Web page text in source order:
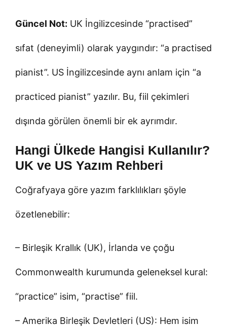
Güncel Not: UK İngilizcesinde “practised”
sıfat (deneyimli) olarak yaygındır: “a practised
pianist”. US İngilizcesinde aynı anlam için “a
practiced pianist” yazılır. Bu, fiil çekimleri
dışında görülen önemli bir ek ayrımdır.
Hangi Ülkede Hangisi Kullanılır?
UK ve US Yazım Rehberi
Coğrafyaya göre yazım farklılıkları şöyle
özetlenebilir:
– Birleşik Krallık (UK), İrlanda ve çoğu
Commonwealth kurumunda geleneksel kural:
“practice” isim, “practise” fiil.
– Amerika Birleşik Devletleri (US): Hem isim